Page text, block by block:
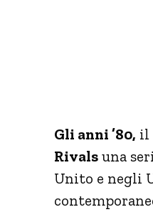
Gli anni ’80, il
Rivals una
Unito e negli